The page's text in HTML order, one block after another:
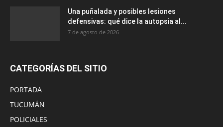
Una puñalada y posibles lesiones
defensivas: qué dice la autopsia al...
7 de agosto de 2026
CATEGORÍAS DEL SITIO
PORTADA
TUCUMÁN
POLICIALES